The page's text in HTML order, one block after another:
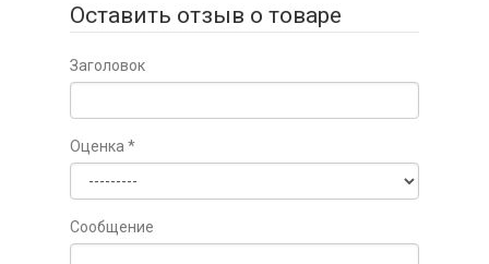
Оставить отзыв о товаре
Заголовок
Оценка *
Сообщение